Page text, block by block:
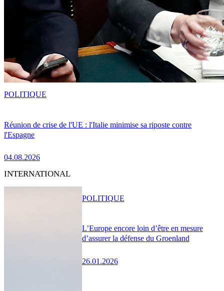
Réunion de crise de l'UE : l'Italie minimise sa riposte contre
l'Espagne
04.08.2026
POLITIQUE
INTERNATIONAL
L’Europe encore loin d’être en mesure
d’assurer la défense du Groenland
26.01.2026
POLITIQUE